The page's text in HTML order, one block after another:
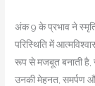
अंक 9 के प्रभाव ने
परिस्थिति में
रूप से मजबूत बनाती है,
उनकी मेहनत, समर्पण